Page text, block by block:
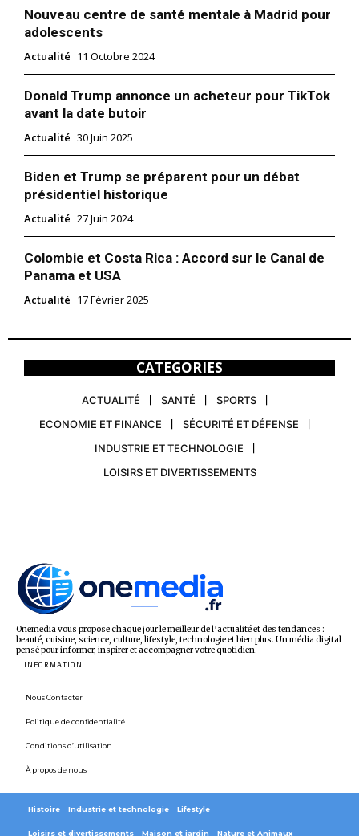
Nouveau centre de santé mentale à Madrid pour
adolescents
Actualité 11 Octobre 2024
Donald Trump annonce un acheteur pour TikTok
avant la date butoir
Actualité 30 Juin 2025
Biden et Trump se préparent pour un débat
présidentiel historique
Actualité 27 Juin 2024
Colombie et Costa Rica : Accord sur le Canal de
Panama et USA
Actualité 17 Février 2025
CATEGORIES
ACTUALITÉ SANTÉ
SPORTS
ECONOMIE ET FINANCE
SÉCURITÉ ET DÉFENSE
INDUSTRIE ET TECHNOLOGIE
LOISIRS ET DIVERTISSEMENTS
Onemedia vous propose chaque jour le meilleur de l’actualité et des tendances :
beauté, cuisine, science, culture, lifestyle, technologie et bien plus. Un média digital
pensé pour informer, inspirer et accompagner votre quotidien.
INFORMATION
Nous Contacter
Politique de confidentialité
Conditions d’utilisation
À propos de nous
Histoire Industrie et technologie Lifestyle
Loisirs et divertissements Maison et jardin Nature et Animaux